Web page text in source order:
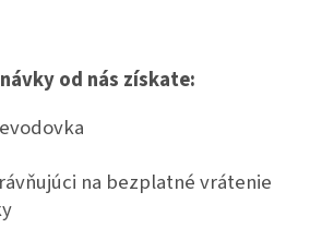
od nás získate:
na bezplatné vrátenie